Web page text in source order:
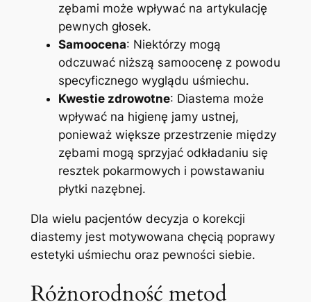
‌zębami może wpływać ⁢na artykulację
⁣pewnych głosek.
Samoocena: Niektórzy⁣ mogą
odczuwać niższą samoocenę ​z powodu
‍specyficznego wyglądu uśmiechu.
Kwestie zdrowotne: Diastema może​
wpływać na higienę jamy ustnej,
ponieważ większe przestrzenie między ​
zębami mogą sprzyjać odkładaniu się
resztek pokarmowych i powstawaniu
płytki​ nazębnej.
Dla wielu pacjentów decyzja o ​korekcji
diastemy jest motywowana chęcią poprawy
estetyki uśmiechu oraz pewności siebie.
Różnorodność metod